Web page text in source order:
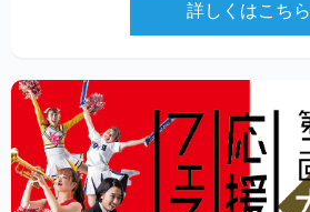
詳しくはこちら